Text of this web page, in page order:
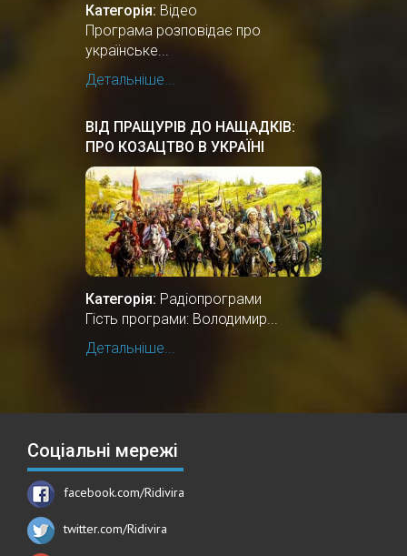
Категорія: Відео
Програма розповідає про
українське...
Детальніше...
ВІД ПРАЩУРІВ ДО НАЩАДКІВ:
ПРО КОЗАЦТВО В УКРАЇНІ
Категорія: Радіопрограми
Гість програми: Володимир...
Детальніше...
Соціальні мережі
facebook.com/Ridivira
twitter.com/Ridivira